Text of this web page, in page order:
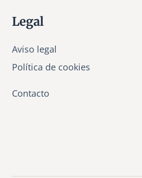
Legal
Aviso legal
Política de cookies
Contacto